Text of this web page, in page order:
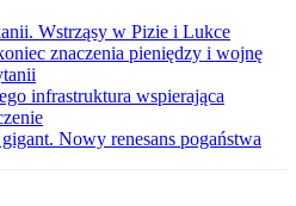
Wstrząsy w Pizie i Lukce
znaczenia pieniędzy i wojnę
infrastruktura wspierająca
Nowy renesans pogaństwa